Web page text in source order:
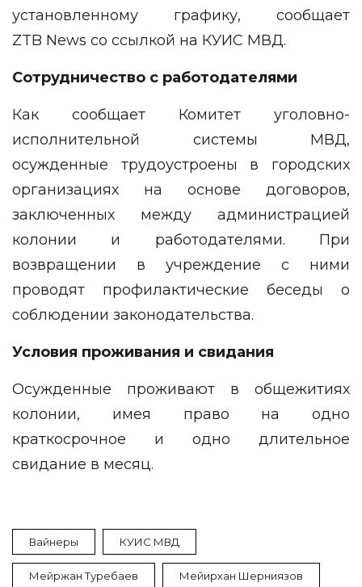
установленному графику, сообщает
ZTB News со ссылкой на КУИС МВД.
Сотрудничество с работодателями
Как сообщает Комитет уголовно-
исполнительной системы МВД,
осужденные трудоустроены в городских
организациях на основе договоров,
заключенных между администрацией
колонии и работодателями. При
возвращении в учреждение с ними
проводят профилактические беседы о
соблюдении законодательства.
Условия проживания и свидания
Осужденные проживают в общежитиях
колонии, имея право на одно
краткосрочное и одно длительное
свидание в месяц.
Вайнеры КУИС МВД
Мейржан Туребаев Мейирхан Шерниязов